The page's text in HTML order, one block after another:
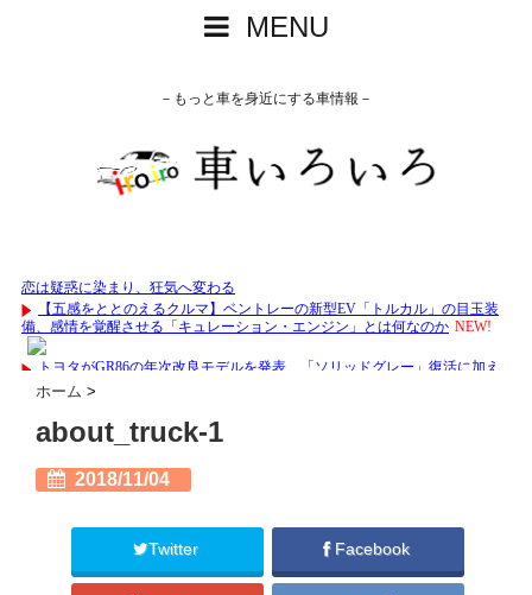
MENU
－もっと車を身近にする車情報－
ホーム >
about_truck-1
2018/11/04
Twitter Facebook